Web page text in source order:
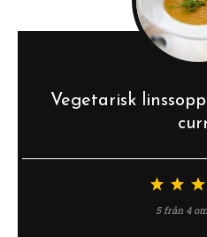
Vegetarisk
3
2
1
5från 4